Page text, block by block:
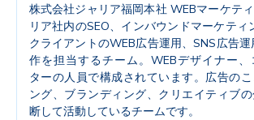
株式会社ジャリア福岡本社 WEBマーケテ
リア社内のSEO、インバウンドマーケティ
クライアントのWEB広告運用、SNS広告
作を担当するチーム。WEBデザイナー、
ターの人員で構成されています。広告の
ング、ブランディング、クリエイティブ
断して活動しているチームです。